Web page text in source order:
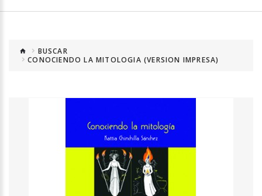
BUSCAR
CONOCIENDO LA MITOLOGIA (VERSION IMPRESA)